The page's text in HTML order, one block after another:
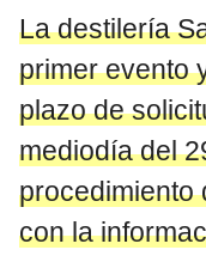
La destilería
primer evento
plazo de
mediodía del
procedimiento
con la